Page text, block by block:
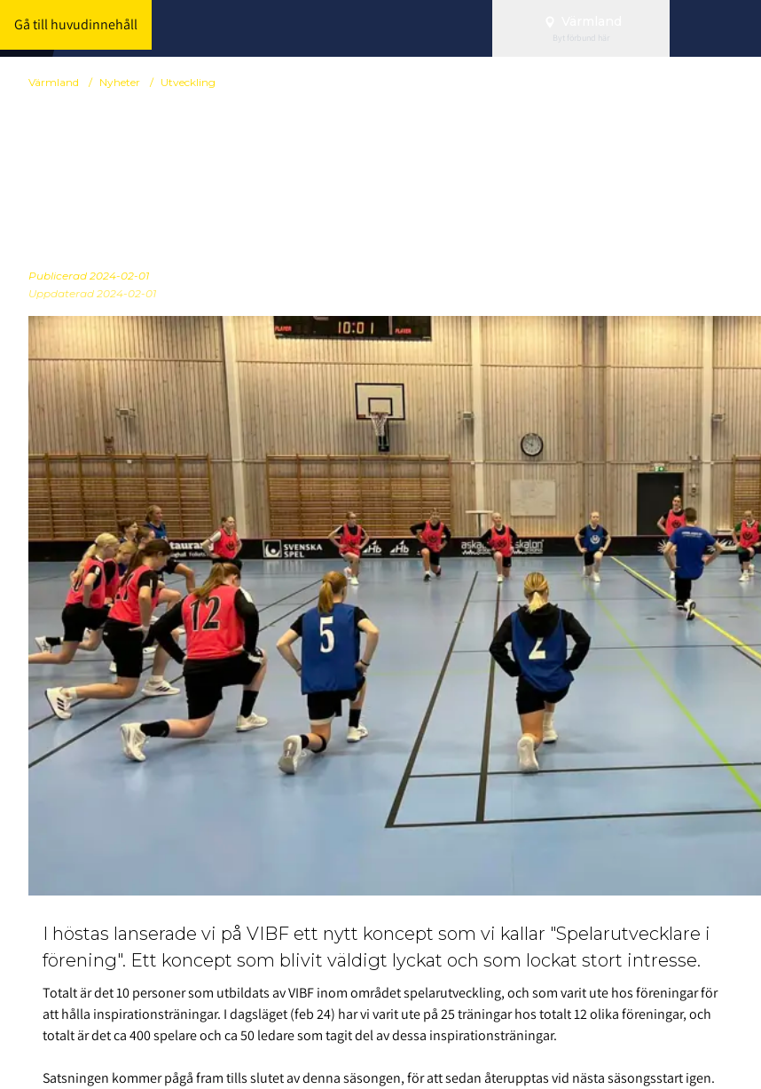
Gå till huvudinnehåll
Byt förbund här
Värmland / Nyheter / Utveckling
Publicerad 2024-02-01
Uppdaterad 2024-02-01
I höstas lanserade vi på VIBF ett nytt koncept som vi kallar "Spelarutvecklare i
förening". Ett koncept som blivit väldigt lyckat och som lockat stort intresse.
Totalt är det 10 personer som utbildats av VIBF inom området spelarutveckling, och som varit ute hos föreningar för
att hålla inspirationsträningar. I dagsläget (feb 24) har vi varit ute på 25 träningar hos totalt 12 olika föreningar, och
totalt är det ca 400 spelare och ca 50 ledare som tagit del av dessa inspirationsträningar.
Satsningen kommer pågå fram tills slutet av denna säsongen, för att sedan återupptas vid nästa säsongsstart igen.